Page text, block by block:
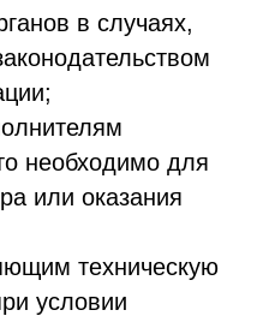
в случаях,
необходимо для
или оказания
техническую
условии